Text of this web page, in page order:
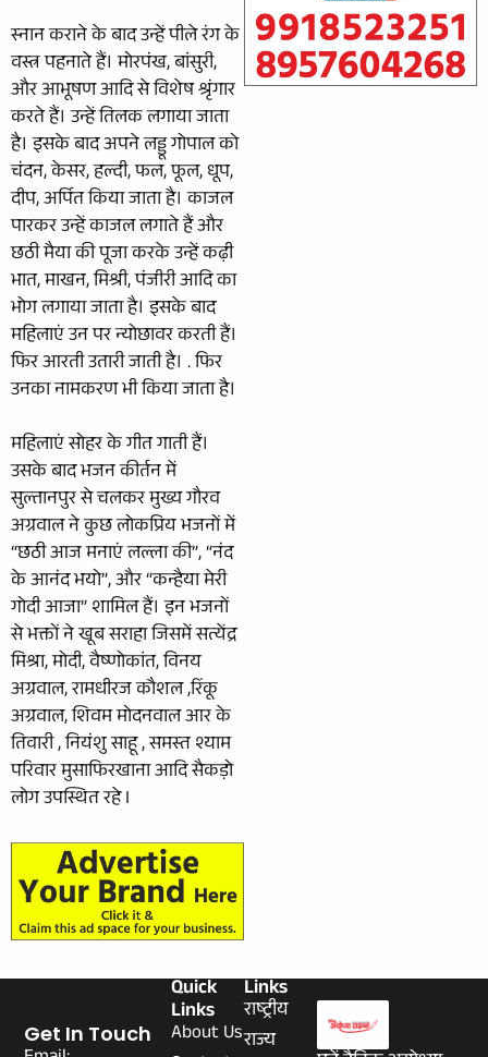
स्नान कराने के बाद उन्हें पीले रंग के
वस्त्र पहनाते हैं। मोरपंख, बांसुरी,
और आभूषण आदि से विशेष श्रृंगार
करते हैं। उन्हें तिलक लगाया जाता
है। इसके बाद अपने लड्डू गोपाल को
चंदन, केसर, हल्दी, फल, फूल, धूप,
दीप, अर्पित किया जाता है। काजल
पारकर उन्हें काजल लगाते हैं और
छठी मैया की पूजा करके उन्हें कढ़ी
भात, माखन, मिश्री, पंजीरी आदि का
भोग लगाया जाता है। इसके बाद
महिलाएं उन पर न्योछावर करती हैं।
फिर आरती उतारी जाती है। . फिर
उनका नामकरण भी किया जाता है।
महिलाएं सोहर के गीत गाती हैं।
उसके बाद भजन कीर्तन में
सुल्तानपुर से चलकर मुख्य गौरव
अग्रवाल ने कुछ लोकप्रिय भजनों में
“छठी आज मनाएं लल्ला की”, “नंद
के आनंद भयो”, और “कन्हैया मेरी
गोदी आजा” शामिल हैं। इन भजनों
से भक्तों ने खूब सराहा जिसमें सत्येंद्र
मिश्रा, मोदी, वैष्णोकांत, विनय
अग्रवाल, रामधीरज कौशल ,रिंकू
अग्रवाल, शिवम मोदनवाल आर के
तिवारी , नियंशु साहू , समस्त श्याम
परिवार मुसाफिरखाना आदि सैकड़ो
लोग उपस्थित रहे I
Links
राष्ट्रीय
राज्य
Quick
Links
About Us
Get In Touch